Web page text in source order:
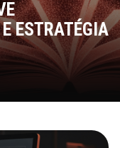
ESTRATÉGIA